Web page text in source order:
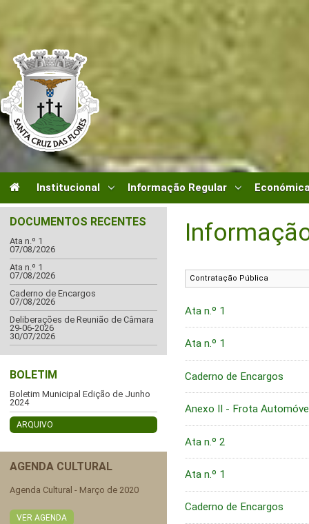
Institucional Informação Regular
DOCUMENTOS RECENTES
Ata n.º 1
07/08/2026
Ata n.º 1
07/08/2026
Caderno de Encargos
07/08/2026
Deliberações de Reunião de Câmara
29-06-2026
30/07/2026
BOLETIM
Boletim Municipal Edição de Junho
2024
ARQUIVO
AGENDA CULTURAL
Agenda Cultural - Março de 2020
VER AGENDA
Ata n.º 1
Ata n.º 1
Caderno de Encargos
Anexo II - Frota
Ata n.º 2
Ata n.º 1
Caderno de Encargos